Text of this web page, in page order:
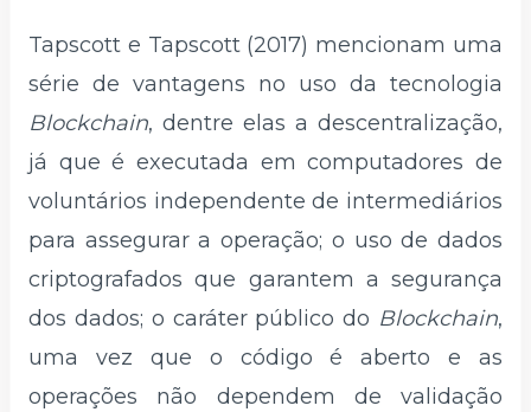
Tapscott e Tapscott (2017) mencionam uma
série de vantagens no uso da tecnologia
Blockchain, dentre elas a descentralização,
já que é executada em computadores de
voluntários independente de intermediários
para assegurar a operação; o uso de dados
criptografados que garantem a segurança
dos dados; o caráter público do Blockchain,
uma vez que o código é aberto e as
operações não dependem de validação